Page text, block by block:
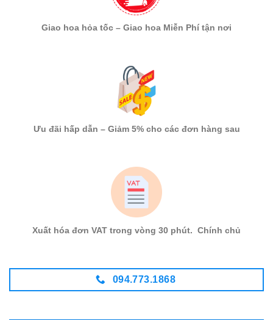
Giao hoa hỏa tốc – Giao hoa Miễn Phí tận nơi
Ưu đãi hấp dẫn – Giảm 5% cho các đơn hàng sau
Xuất hóa đơn VAT trong vòng 30 phút. Chính chủ
094.773.1868